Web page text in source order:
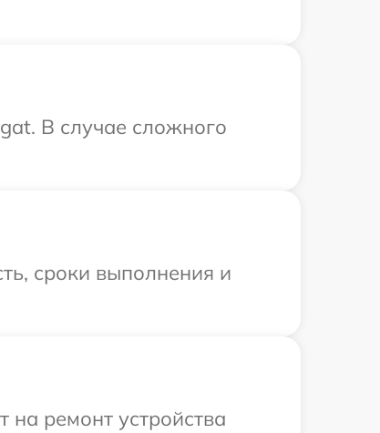
В случае сложного
сроки выполнения и
ремонт устройства